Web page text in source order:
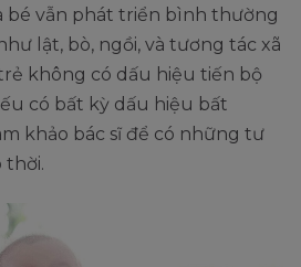
bé vẫn phát triển bình thường
lật, bò, ngồi, và tương tác xã
không có dấu hiệu tiến bộ
có bất kỳ dấu hiệu bất
khảo bác sĩ để có những tư
thời.